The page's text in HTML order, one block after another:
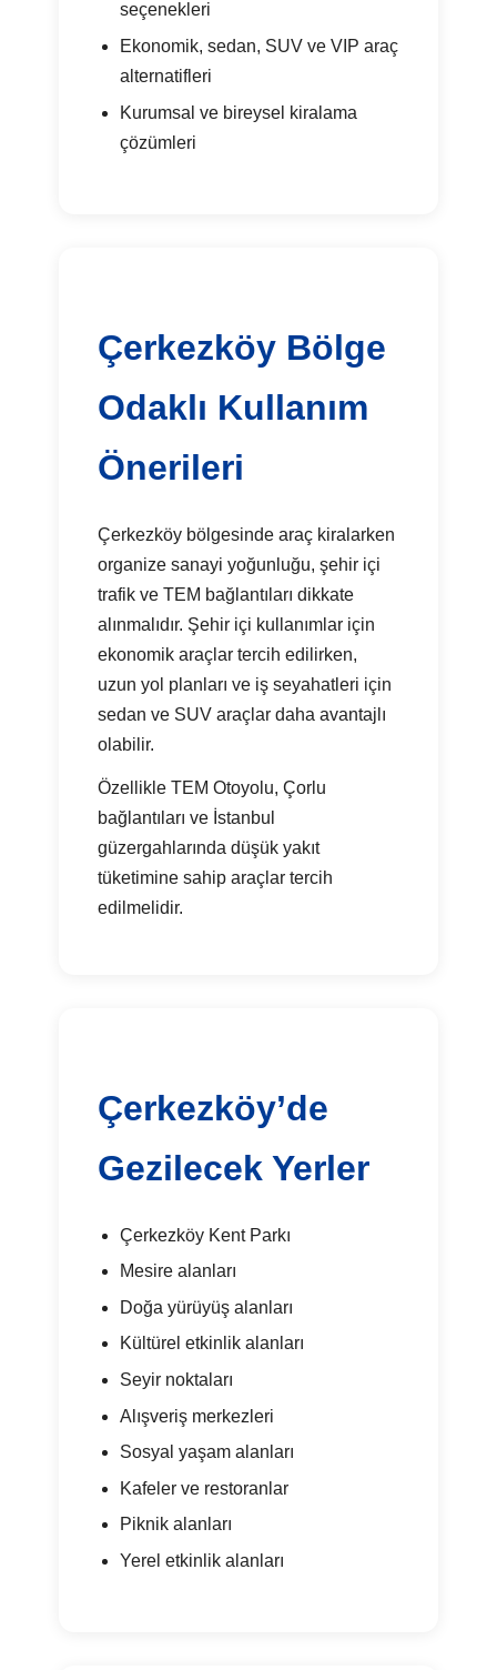
seçenekleri
Ekonomik, sedan, SUV ve VIP araç
alternatifleri
Kurumsal ve bireysel kiralama
çözümleri
Çerkezköy Bölge
Odaklı Kullanım
Önerileri
Çerkezköy bölgesinde araç kiralarken
organize sanayi yoğunluğu, şehir içi
trafik ve TEM bağlantıları dikkate
alınmalıdır. Şehir içi kullanımlar için
ekonomik araçlar tercih edilirken,
uzun yol planları ve iş seyahatleri için
sedan ve SUV araçlar daha avantajlı
olabilir.
Özellikle TEM Otoyolu, Çorlu
bağlantıları ve İstanbul
güzergahlarında düşük yakıt
tüketimine sahip araçlar tercih
edilmelidir.
Çerkezköy’de
Gezilecek Yerler
Çerkezköy Kent Parkı
Mesire alanları
Doğa yürüyüş alanları
Kültürel etkinlik alanları
Seyir noktaları
Alışveriş merkezleri
Sosyal yaşam alanları
Kafeler ve restoranlar
Piknik alanları
Yerel etkinlik alanları